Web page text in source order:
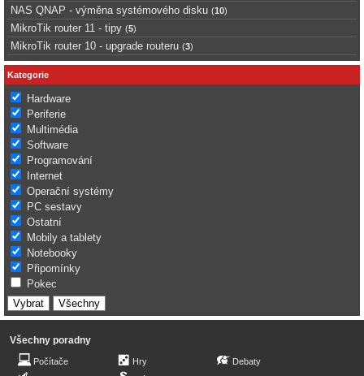
NAS QNAP - výměna systémového disku (10)
MikroTik router 11 - tipy (5)
MikroTik router 10 - upgrade routeru (3)
Kategorie
Hardware
Periferie
Multimédia
Software
Programování
Internet
Operační systémy
PC sestavy
Ostatní
Mobily a tablety
Notebooky
Připomínky
Pokec
Všechny poradny
Počítače
Hry
Debaty